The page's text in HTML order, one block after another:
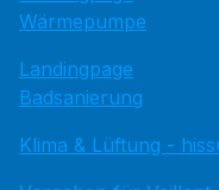
Wärmepumpe
Landingpage
Badsanierung
Klima & Lüftung -